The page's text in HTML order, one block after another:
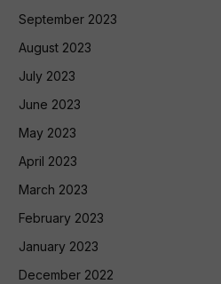
September 2023
August 2023
July 2023
June 2023
May 2023
April 2023
March 2023
February 2023
January 2023
December 2022